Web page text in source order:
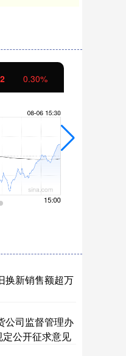
0.30%
换新销售额超万
公司监督管理办
公开征求意见